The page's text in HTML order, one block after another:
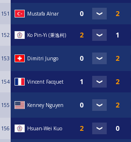
151 Mustafa Alnar
152 Ko Pin-Yi (秉逸柯)
153 Dimitri Jungo
154 Vincent Facquet
155 Kenney Nguyen
156 Hsuan-Wei Kuo